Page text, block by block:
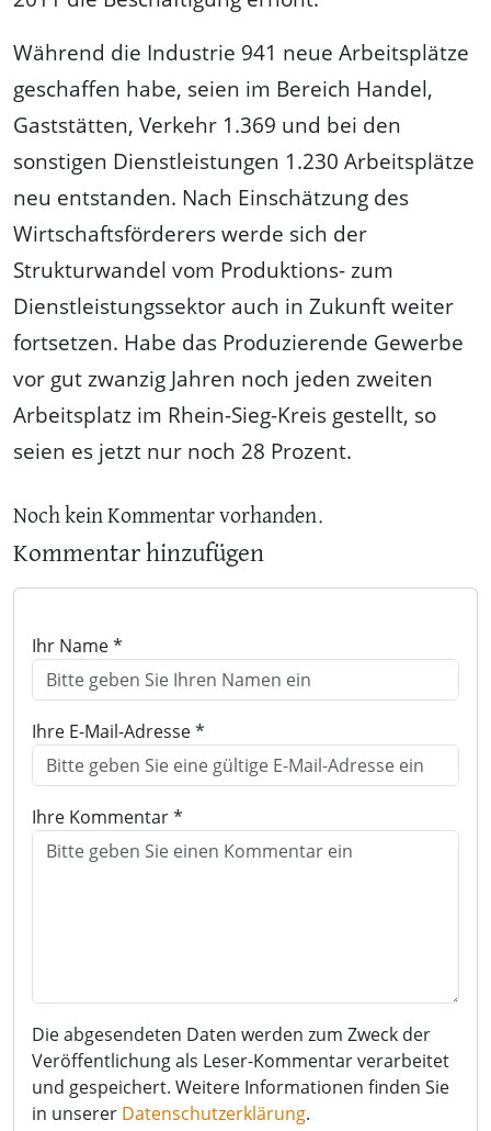
Während die Industrie 941 neue Arbeitsplätze
geschaffen habe, seien im Bereich Handel,
Gaststätten, Verkehr 1.369 und bei den
sonstigen Dienstleistungen 1.230 Arbeitsplätze
neu entstanden. Nach Einschätzung des
Wirtschaftsförderers werde sich der
Strukturwandel vom Produktions- zum
Dienstleistungssektor auch in Zukunft weiter
fortsetzen. Habe das Produzierende Gewerbe
vor gut zwanzig Jahren noch jeden zweiten
Arbeitsplatz im Rhein-Sieg-Kreis gestellt, so
seien es jetzt nur noch 28 Prozent.
Noch kein Kommentar vorhanden.
Kommentar hinzufügen
Ihr Name *
Ihre E-Mail-Adresse *
Ihre Kommentar *
Die abgesendeten Daten werden zum Zweck der
Veröffentlichung als Leser-Kommentar verarbeitet
und gespeichert. Weitere Informationen finden Sie
in unserer Datenschutzerklärung.